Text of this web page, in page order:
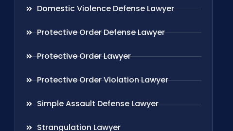
Domestic Violence Defense Lawyer
Protective Order Defense Lawyer
Protective Order Lawyer
Protective Order Violation Lawyer
Simple Assault Defense Lawyer
Strangulation Lawyer